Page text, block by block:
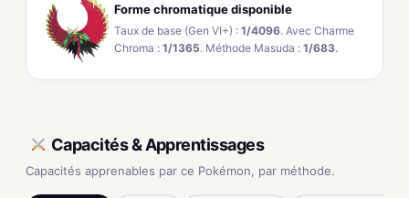
Forme chromatique disponible
Taux de base (Gen VI+) : 1/4096. Avec Charme
Chroma : 1/1365. Méthode Masuda : 1/683.
Capacités & Apprentissages
Capacités apprenables par ce Pokémon, par méthode.